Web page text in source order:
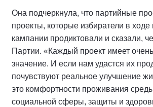
Она подчеркнула, что партийные
проекты, которые избиратели в
кампании продиктовали и сказали,
Партии. «Каждый проект имеет
значение. И если нам удастся их
почувствуют реальное улучшение
это комфортности проживания
социальной сферы, защиты и